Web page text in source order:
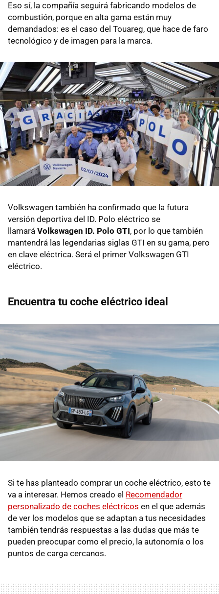
Eso sí, la compañía seguirá fabricando modelos de
combustión, porque en alta gama están muy
demandados: es el caso del Touareg, que hace de faro
tecnológico y de imagen para la marca.
Volkswagen también ha confirmado que la futura
versión deportiva del ID. Polo eléctrico se
llamará Volkswagen ID. Polo GTI, por lo que también
mantendrá las legendarias siglas GTI en su gama, pero
en clave eléctrica. Será el primer Volkswagen GTI
eléctrico.
Encuentra tu coche eléctrico ideal
Si te has planteado comprar un coche eléctrico, esto te
va a interesar. Hemos creado el Recomendador
personalizado de coches eléctricos en el que además
de ver los modelos que se adaptan a tus necesidades
también tendrás respuestas a las dudas que más te
pueden preocupar como el precio, la autonomía o los
puntos de carga cercanos.